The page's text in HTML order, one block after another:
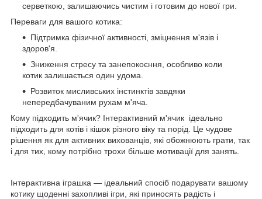
серветкою, залишаючись чистим і готовим до нової гри.
Переваги для вашого котика:
Підтримка фізичної активності, зміцнення м'язів і
здоров'я.
Зниження стресу та занепокоєння, особливо коли
котик залишається один удома.
Розвиток мисливських інстинктів завдяки
непередбачуваним рухам м'яча.
Кому підходить м'ячик? Інтерактивний м'ячик ідеально
підходить для котів і кішок різного віку та порід. Це чудове
рішення як для активних вихованців, які обожнюють грати, так
і для тих, кому потрібно трохи більше мотивації для занять.
Інтерактивна іграшка — ідеальний спосіб подарувати вашому
котику щоденні захопливі ігри, які приносять радість і